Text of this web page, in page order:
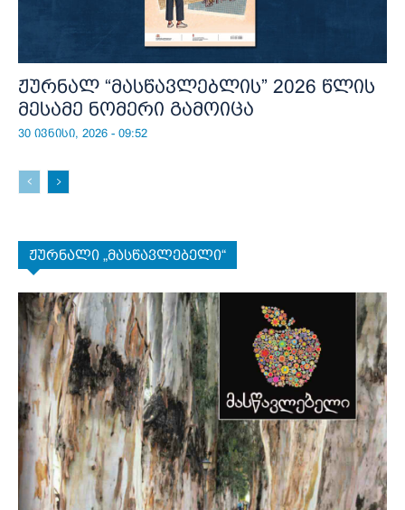
ჟურნალ “მასწავლებლის” 2026 წლის
მესამე ნომერი გამოიცა
30 ივნისი, 2026 - 09:52
ჟურნალი „მასწავლებელი“